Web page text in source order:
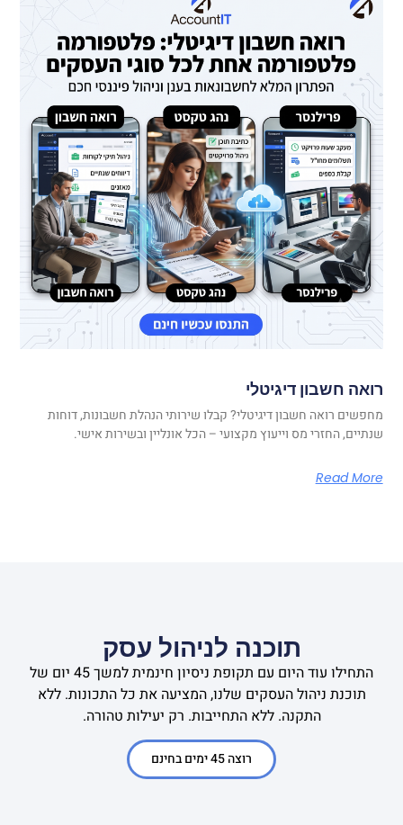
רואה חשבון דיגיטלי
מחפשים רואה חשבון דיגיטלי? קבלו שירותי הנהלת חשבונות, דוחות
שנתיים, החזרי מס וייעוץ מקצועי – הכל אונליין ובשירות אישי.
Read More
תוכנה לניהול עסק
התחילו עוד היום עם תקופת ניסיון חינמית למשך 45 יום של
תוכנת ניהול העסקים שלנו, המציעה את כל התכונות. ללא
התקנה. ללא התחייבות. רק יעילות טהורה.
רוצה 45 ימים בחינם